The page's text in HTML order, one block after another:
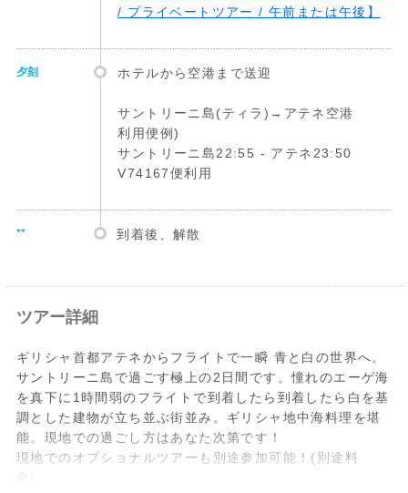
/ プライベートツアー / 午前または午後】
夕刻 ホテルから空港まで送迎
サントリーニ島(ティラ)→アテネ空港
利用便例)
サントリーニ島22:55 - アテネ23:50
V74167便利用
** 到着後、解散
ツアー詳細
ギリシャ首都アテネからフライトで一瞬 青と白の世界へ。
サントリーニ島で過ごす極上の2日間です。憧れのエーゲ海
を真下に1時間弱のフライトで到着したら到着したら白を基
調とした建物が立ち並ぶ街並み。ギリシャ地中海料理を堪
能。現地での過ごし方はあなた次第です！
現地でのオプショナルツアーも別途参加可能！(別途料
金)。